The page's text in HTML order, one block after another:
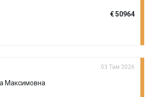
€ 50964
03 Там 2026
Максимовна